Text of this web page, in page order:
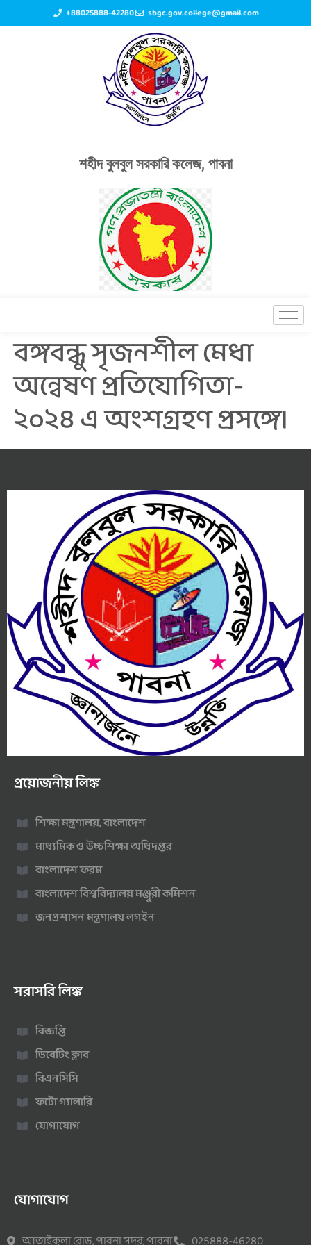
+88025888-42280 sbgc.gov.college@gmail.com
শহীদ বুলবুল সরকারি কলেজ, পাবনা
বঙ্গবন্ধু সৃজনশীল মেধা
অন্বেষণ প্রতিযোগিতা-
২০২৪ এ অংশগ্রহণ প্রসঙ্গে।
প্রয়োজনীয় লিঙ্ক
শিক্ষা মন্ত্রণালয়, বাংলাদেশ
মাধ্যমিক ও উচ্চশিক্ষা অধিদপ্তর
বাংলাদেশ ফরম
বাংলাদেশ বিশ্ববিদ্যালয় মঞ্জুরী কমিশন
জনপ্রশাসন মন্ত্রণালয় লগইন
সরাসরি লিঙ্ক
বিজ্ঞপ্তি
ডিবেটিং ক্লাব
বিএনসিসি
ফটো গ্যালারি
যোগাযোগ
যোগাযোগ
আতাইকুলা রোড, পাবনা সদর, পাবনা 025888-46280